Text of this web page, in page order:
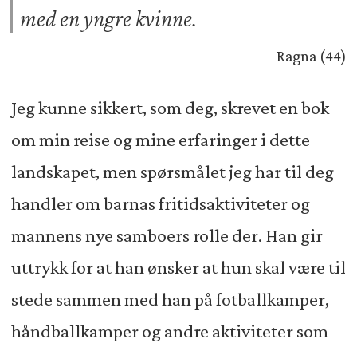
med en yngre kvinne.
Ragna (44)
Jeg kunne sikkert, som deg, skrevet en bok
om min reise og mine erfaringer i dette
landskapet, men spørsmålet jeg har til deg
handler om barnas fritidsaktiviteter og
mannens nye samboers rolle der. Han gir
uttrykk for at han ønsker at hun skal være til
stede sammen med han på fotballkamper,
håndballkamper og andre aktiviteter som